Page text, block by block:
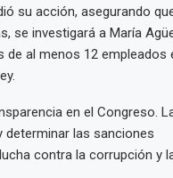
su acción, asegurando
se investigará a María
de al menos 12 empleados
en el Congreso.
determinar las sanciones
contra la corrupción y